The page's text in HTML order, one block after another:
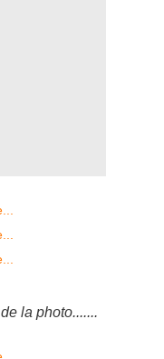
la photo.......